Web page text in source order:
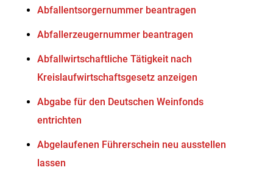
Abfallentsorgernummer beantragen
Abfallerzeugernummer beantragen
Abfallwirtschaftliche Tätigkeit nach
Kreislaufwirtschaftsgesetz anzeigen
Abgabe für den Deutschen Weinfonds
entrichten
Abgelaufenen Führerschein neu ausstellen
lassen